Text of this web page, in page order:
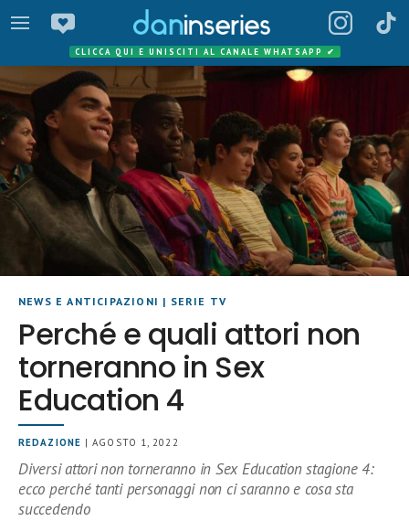
CLICCA QUI E UNISCITI AL CANALE WHATSAPP ✔
NEWS E ANTICIPAZIONI | SERIE TV
Perché e quali attori non
torneranno in Sex
Education 4
REDAZIONE | AGOSTO 1, 2022
Diversi attori non torneranno in Sex Education stagione 4:
ecco perché tanti personaggi non ci saranno e cosa sta
succedendo